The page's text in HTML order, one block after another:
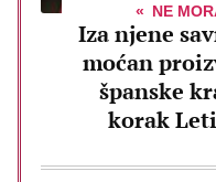
NE
Iza njene
moćan
španske
korak